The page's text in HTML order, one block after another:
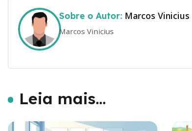
Sobre o Autor: Marcos Vinicius
Marcos Vinicius
Leia mais...